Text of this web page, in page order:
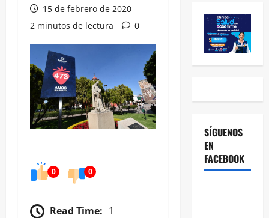
15 de febrero de 2020
2 minutos de lectura
0
0 0
Read Time: 1
SÍGUENOS
EN
FACEBOOK